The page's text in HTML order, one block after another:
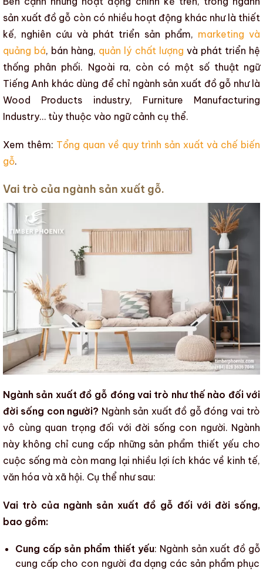
sản xuất đồ gỗ còn có nhiều hoạt động khác như là thiết
kế, nghiên cứu và phát triển sản phẩm, marketing và
quảng bá, bán hàng, quản lý chất lượng và phát triển hệ
thống phân phối. Ngoài ra, còn có một số thuật ngữ
Tiếng Anh khác dùng để chỉ ngành sản xuất đồ gỗ như là
Wood Products industry, Furniture Manufacturing
Industry… tùy thuộc vào ngữ cảnh cụ thể.
Xem thêm: Tổng quan về quy trình sản xuất và chế biến
gỗ.
Vai trò của ngành sản xuất gỗ.
Ngành sản xuất đồ gỗ đóng vai trò như thế nào đối với
đời sống con người? Ngành sản xuất đồ gỗđóng vai trò
vô cùng quan trọng đối với đời sống con người. Ngành
này không chỉ cung cấp những sản phẩm thiết yếu cho
cuộc sống mà còn mang lại nhiều lợi ích khác về kinh tế,
văn hóa và xã hội. Cụ thể như sau:
Vai trò của ngành sản xuất đồ gỗ đối với đời sống,
bao gồm:
Cung cấp sản phẩm thiết yếu: Ngành sản xuất đồ gỗ
cung cấp cho con người đa dạng các sản phẩm phục